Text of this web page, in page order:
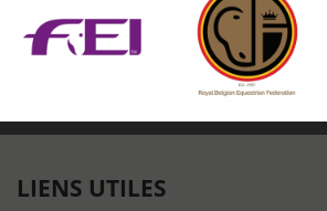
LIENS UTILES